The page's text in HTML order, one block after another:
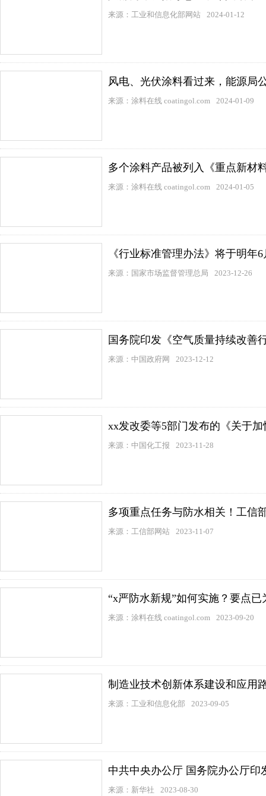
来源：工业和信息化部网站 2024-01-12
风电、光伏涂料看过来，能源局
来源：涂料在线 coatingol.com 2024-01-09
多个涂料产品被列入《重点新材
来源：涂料在线 coatingol.com 2024-01-05
《行业标准管理办法》将于明年
来源：国家市场监督管理总局 2023-12-26
国务院印发《空气质量持续改善
来源：中国政府网 2023-12-12
xx发改委等5部门发布的《关于
来源：中国化工报 2023-11-28
多项重点任务与防水相关！工信
来源：工信部网站 2023-11-07
“x严防水新规”如何实施？要点已
来源：涂料在线 coatingol.com 2023-09-20
制造业技术创新体系建设和应用
来源：工业和信息化部 2023-09-05
中共中央办公厅 国务院办公厅
来源：新华社 2023-08-30